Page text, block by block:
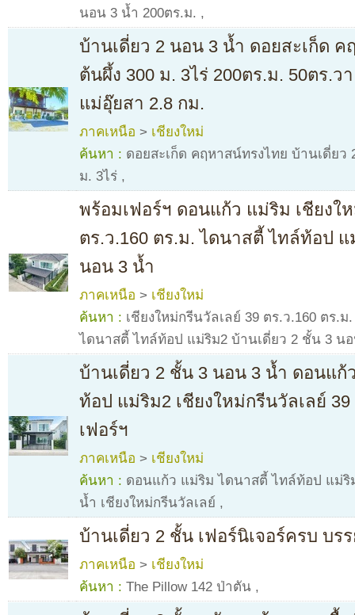
นอน 3 น้ำ 200ตร.ม. ,
บ้านเดี่ยว 2 นอน 3 น้ำ ดอยสะเก็ด
ต้นผึ้ง 300 ม. 3ไร่ 200ตร.ม. 50ตร.
แม่อุ๊ยสา 2.8 กม.
ภาคเหนือ > เชียงใหม่
ค้นหา : ดอยสะเก็ด คฤหาสน์ทรงไทย บ้านเดี่ย
ม. 3ไร่ ,
พร้อมเฟอร์ฯ ดอนแก้ว แม่ริม เชียงใ
ตร.ว.160 ตร.ม. ไดนาสตี้ ไทล์ท้อป
นอน 3 น้ำ
ภาคเหนือ > เชียงใหม่
ค้นหา : เชียงใหม่กรีนวัลเลย์ 39 ตร.ว.160 ตร.
ไดนาสตี้ ไทล์ท้อป แม่ริม2 บ้านเดี่ยว 2 ชั้น 3 น
บ้านเดี่ยว 2 ชั้น 3 นอน 3 น้ำ ดอนแ
ท้อป แม่ริม2 เชียงใหม่กรีนวัลเลย์
เฟอร์ฯ
ภาคเหนือ > เชียงใหม่
ค้นหา : ดอนแก้ว แม่ริม ไดนาสตี้ ไทล์ท้อป แม่ริ
น้ำ เชียงใหม่กรีนวัลเลย์ ,
บ้านเดี่ยว 2 ชั้น เฟอร์นิเจอร์ครบ บ
ภาคเหนือ > เชียงใหม่
ค้นหา : The Pillow 142 ป่าตัน ,